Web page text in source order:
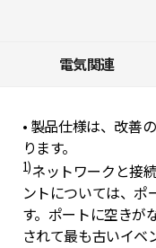
電気関連
• 製品仕様は、改善
ります。
1)ネットワークと接
ントについては、ポ
す。ポートに空きが
されて最も古いイベ